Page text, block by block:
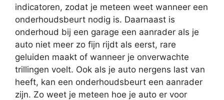
indicatoren, zodat je meteen weet wanneer een
onderhoudsbeurt nodig is. Daarnaast is
onderhoud bij een garage een aanrader als je
auto niet meer zo fijn rijdt als eerst, rare
geluiden maakt of wanneer je onverwachte
trillingen voelt. Ook als je auto nergens last van
heeft, kan een onderhoudsbeurt een aanrader
zijn. Zo weet je meteen hoe je auto er voor